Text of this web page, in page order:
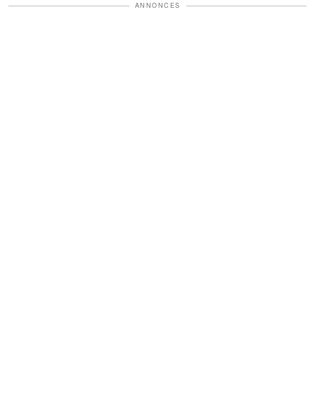
ANNONCES